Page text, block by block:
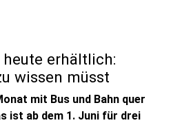
erhältlich:
wissen müsst
mit Bus und Bahn quer
ist ab dem 1. Juni für drei